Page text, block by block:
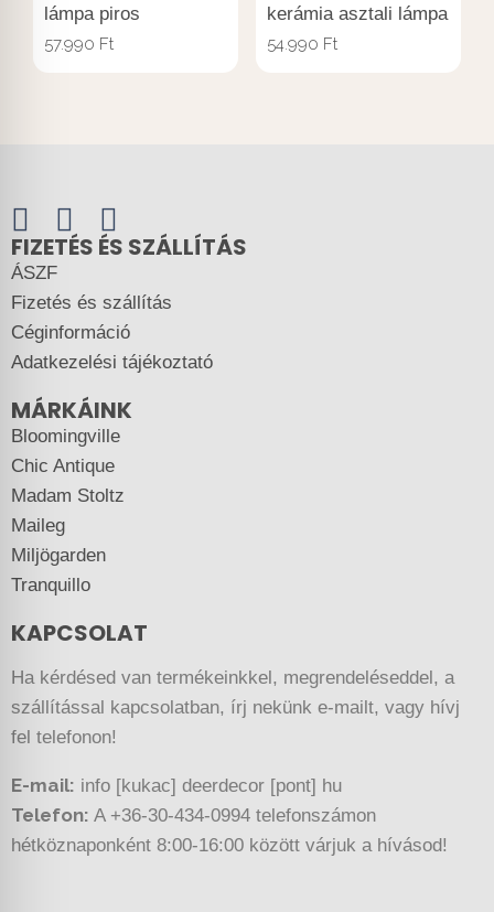
lámpa piros
57.990 Ft
kerámia asztali lámpa
54.990 Ft
FIZETÉS ÉS SZÁLLÍTÁS
ÁSZF
Fizetés és szállítás
Céginformáció
Adatkezelési tájékoztató
MÁRKÁINK
Bloomingville
Chic Antique
Madam Stoltz
Maileg
Miljögarden
Tranquillo
KAPCSOLAT
Ha kérdésed van termékeinkkel, megrendeléseddel, a
szállítással kapcsolatban, írj nekünk e-mailt, vagy hívj
fel telefonon!
E-mail: info [kukac] deerdecor [pont] hu
Telefon: A +36-30-434-0994 telefonszámon
hétköznaponként 8:00-16:00 között várjuk a hívásod!